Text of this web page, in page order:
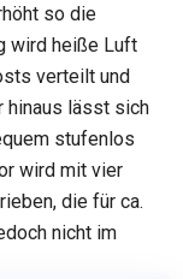
so die
wird heiße Luft
verteilt und
hinaus lässt sich
stufenlos
wird mit vier
die für ca.
nicht im